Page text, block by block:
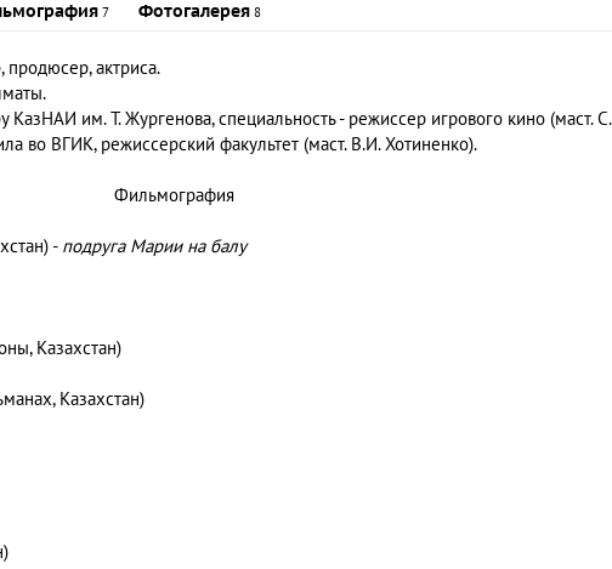
7 Фотогалерея 8
продюсер, актриса.
КазНАИ им. Т. Жургенова, специальность - режиссер игрового кино (маст. С.
во ВГИК, режиссерский факультет (маст. В.И. Хотиненко).
Фильмография
- подруга Марии на балу
Казахстан)
Казахстан)